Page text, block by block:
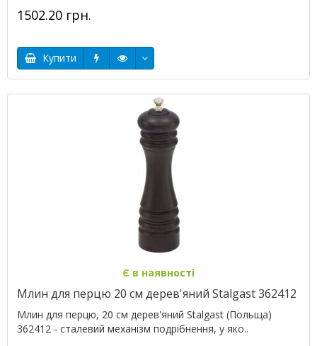
1502.20 грн.
Купити
Є в наявності
Млин для перцю 20 см дерев'яний Stalgast 362412
Млин для перцю, 20 см дерев'яний Stalgast (Польща)
362412 - сталевий механізм подрібнення, у яко..